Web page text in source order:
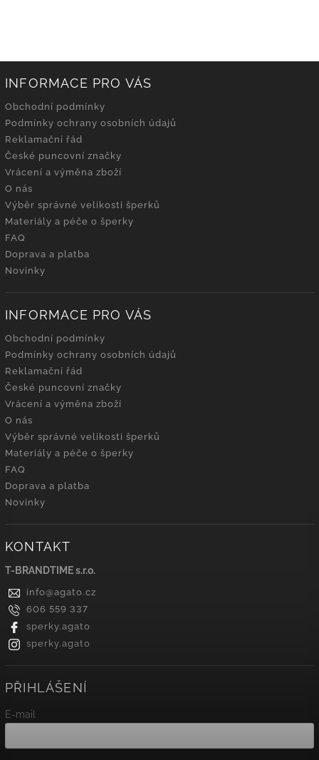
INFORMACE PRO VÁS
Obchodní podmínky
Podmínky ochrany osobních údajů
Reklamační řád
České puncovní značky
Vrácení a výměna zboží
O nás
Výběr správné velikosti šperků
Materiály a péče o šperky
FAQ
Doprava a platba
Novinky
INFORMACE PRO VÁS
Obchodní podmínky
Podmínky ochrany osobních údajů
Reklamační řád
České puncovní značky
Vrácení a výměna zboží
O nás
Výběr správné velikosti šperků
Materiály a péče o šperky
FAQ
Doprava a platba
Novinky
KONTAKT
T-BRANDTIME s.r.o.
info@agato.cz
606 559 337
sperky.agato
sperky.agato
PŘIHLÁŠENÍ
E-mail